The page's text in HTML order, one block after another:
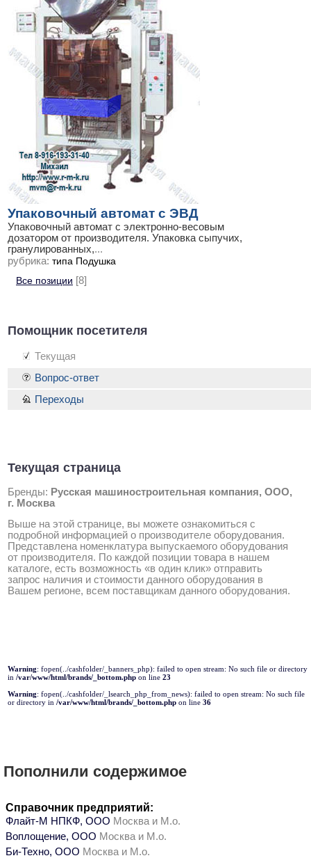
Упаковочный автомат с ЭВД
Упаковочный автомат с электронно-весовым
дозатором от производителя. Упаковка сыпучих,
гранулированных,...
рубрика: типа Подушка
Все позиции [8]
Помощник посетителя
Текущая
Текущая страница
Бренды: Русская машиностроительная компания, ООО,
г. Москва
Выше на этой странице, вы можете ознакомиться с
подробной информацией о производителе оборудования.
Представлена номенклатура выпускаемого оборудования
от производителя. По каждой позиции товара в нашем
каталоге, есть возможность «в один клик» отправить
запрос наличия и стоимости данного оборудования в
Вашем регионе, всем поставщикам данного оборудования.
Вопрос-ответ
Переходы
Warning: fopen(../cashfolder/_banners_php): failed to open stream: No such file or directory
in /var/www/html/brands/_bottom.php on line 23
Warning: fopen(../cashfolder/_lsearch_php_from_news): failed to open stream: No such file
or directory in /var/www/html/brands/_bottom.php on line 36
Пополнили содержимое
Справочник предприятий:
Флайт-М НПКФ, ООО Москва и М.о.
Воплощение, ООО Москва и М.о.
Би-Техно, ООО Москва и М.о.